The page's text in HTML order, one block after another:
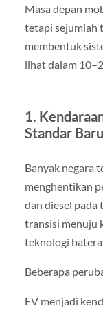
Masa depan
tetapi sejumlah
membentuk
lihat dalam
1.
Standar Baru
Banyak negara
menghentikan
dan diesel
transisi menuju
teknologi
Beberapa
EV menjadi